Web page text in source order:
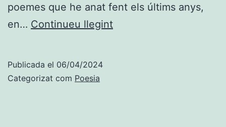
poemes que he anat fent els últims anys,
en… Continueu llegintUN
Publicada el 06/04/2024
Categorizat com Poesia